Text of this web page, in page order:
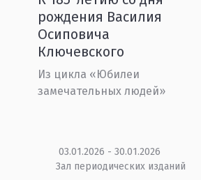
рождения Василия
Осиповича
Ключевского
Из цикла «Юбилеи
замечательных людей»
03.01.2026 - 30.01.2026
Зал периодических изданий